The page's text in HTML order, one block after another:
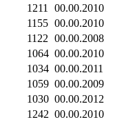
1211
00.00.2010
1155 00.00.2010
1122 00.00.2008
1064 00.00.2010
1034 00.00.2011
1059 00.00.2009
1030 00.00.2012
1242 00.00.2010